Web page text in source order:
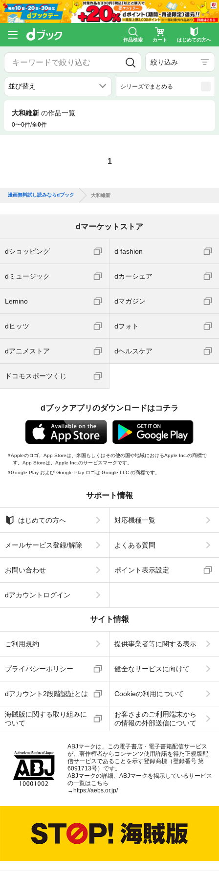
作品検索 カート はじめての方へ
絞り込み
シリーズでまとめる
大和維新 の作品一覧
0〜0件/全0件
1
漫画無料試し読みならdブック 大和維新
dマーケットストア
dショッピング d fashion
dミュージック dカーシェア
Lemino dマガジン
dヒッツ dフォト
dアニメストア dヘルスケア
ドコモスポーツくじ
dブックアプリのダウンロードはコチラ
Appleのロゴ、App Storeは、米国もしくはその他の国や地域におけるApple Inc.の商標で
す。App Storeは、Apple Inc.のサービスマークです。
Google Play および Google Play ロゴは Google LLC の商標です。
サポート情報
はじめての方へ 対応機種一覧
メールサービス登録/解除 よくある質問
お問い合わせ ポイント表示設定
dアカウントログイン
サイト情報
ご利用規約 提供事業者等に関する表示
プライバシーポリシー 健全なサービスに向けて
dアカウント2段階認証とは Cookieの利用について
海賊版に関する取り組みに
ついて
お客さまのご利用端末から
の情報の外部送信について
ABJマークは、この電子書店・電子書籍配信サービス
が、著作権者からコンテンツ使用許諾を得た正規版配
信サービスであることを示す登録商標（登録番号 第
6091713号）です。
ABJマークの詳細、ABJマークを掲示しているサービス
の一覧はこちら
→https://aebs.or.jp/